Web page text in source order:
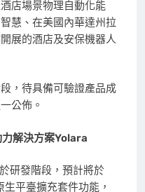
店場景物理自動化能
慧、在美國內華達州拉
展的酒店及安保機器人
，待具備可驗證產品成
公佈。
解決方案Yolara
研發階段，預計將於
平臺擴充套件功能，